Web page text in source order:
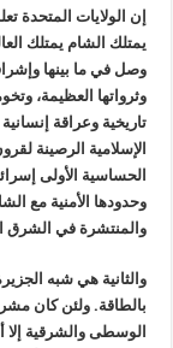
إن الولايات المتحدة
يمتلك الشام يمتلك
وصل في ما بينها
وثرواتها العظيمة،
تاريخية وعراقة
الإسلامية الرصينة
الحساسية الأولى
وحدودها الأمنية مع
والمنتشرة في الشرق
والثانية هي شبه
بالطاقة. ولئن كان